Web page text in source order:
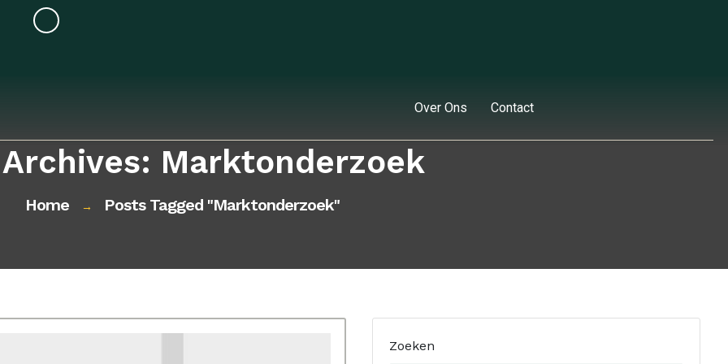
Over Ons Contact
Archives: Marktonderzoek
Home → Posts Tagged "marktonderzoek"
Zoeken